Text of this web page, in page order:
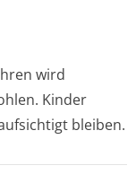
wird
Kinder
bleiben.